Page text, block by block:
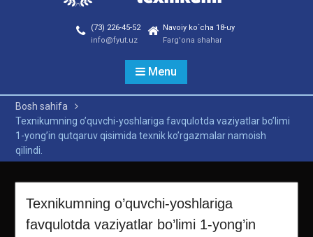
(73) 226-45-52
info@fyut.uz
Navoiy ko`cha 18-uy
Farg'ona shahar
Menu
Bosh sahifa
Texnikumning o’quvchi-yoshlariga favqulotda vaziyatlar bo’limi
1-yong’in qutqaruv qisimida texnik ko’rgazmalar namoish
qilindi.
Texnikumning o’quvchi-yoshlariga
favqulotda vaziyatlar bo’limi 1-yong’in